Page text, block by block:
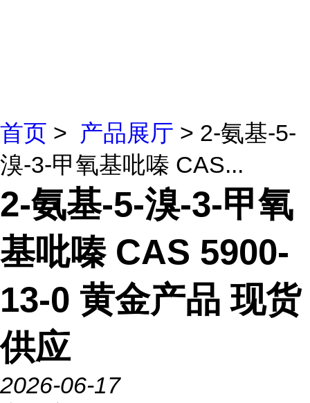
首页 > 产品展厅 > 2-氨基-5-
溴-3-甲氧基吡嗪 CAS...
2-氨基-5-溴-3-甲氧
基吡嗪 CAS 5900-
13-0 黄金产品 现货
供应
2026-06-17